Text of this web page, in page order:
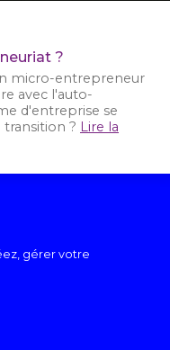
?
micro-entrepreneur
avec l'auto-
d'entreprise se
? Lire la
gérer votre